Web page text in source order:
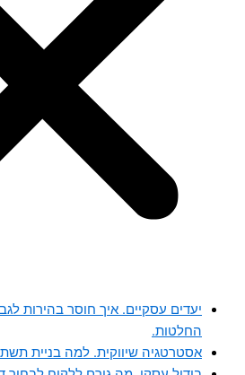
יעדים עסקיים. איך חוסר בהירות
החלטות.
אסטרטגיה שיווקית. למה בניית